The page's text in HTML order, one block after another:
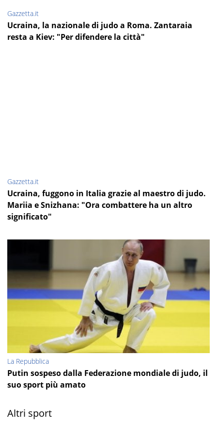
Gazzetta.it
Ucraina, la nazionale di judo a Roma. Zantaraia
resta a Kiev: "Per difendere la città"
Gazzetta.it
Ucraina, fuggono in Italia grazie al maestro di judo.
Mariia e Snizhana: "Ora combattere ha un altro
significato"
La Repubblica
Putin sospeso dalla Federazione mondiale di judo, il
suo sport più amato
Altri sport